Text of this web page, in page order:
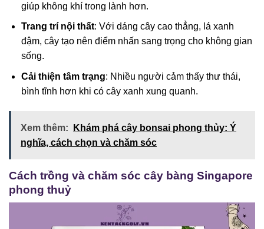
giúp không khí trong lành hơn.
Trang trí nội thất: Với dáng cây cao thẳng, lá xanh
đậm, cây tạo nên điểm nhấn sang trọng cho không gian
sống.
Cải thiện tâm trạng: Nhiều người cảm thấy thư thái,
bình tĩnh hơn khi có cây xanh xung quanh.
Xem thêm:
Khám phá cây bonsai phong thủy: Ý
nghĩa, cách chọn và chăm sóc
Cách trồng và chăm sóc cây bàng Singapore
phong thuỷ